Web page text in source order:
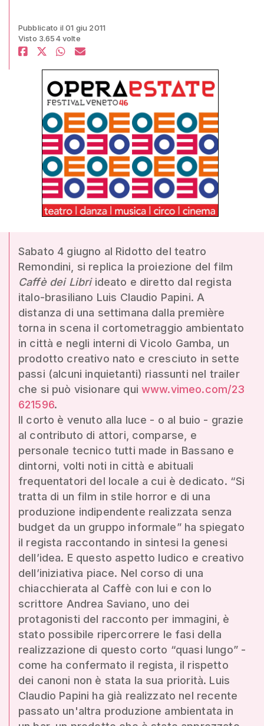
Pubblicato il 01 giu 2011
Visto 3.654 volte
Sabato 4 giugno al Ridotto del teatro
Remondini, si replica la proiezione del film
Caffè dei Libriideato e diretto dal regista
italo-brasiliano Luis Claudio Papini. A
distanza di una settimana dalla première
torna in scena il cortometraggio ambientato
in città e negli interni di Vicolo Gamba, un
prodotto creativo nato e cresciuto in sette
passi (alcuni inquietanti) riassunti nel trailer
che si può visionare quiwww.vimeo.com/23
621596.
Il corto è venuto alla luce - o al buio - grazie
al contributo di attori, comparse, e
personale tecnico tutti made in Bassano e
dintorni, volti noti in città e abituali
frequentatori del locale a cui è dedicato. “Si
tratta di un film in stile horror e di una
produzione indipendente realizzata senza
budget da un gruppo informale” ha spiegato
il regista raccontando in sintesi la genesi
dell’idea. E questo aspetto ludico e creativo
dell’iniziativa piace. Nel corso di una
chiacchierata al Caffè con lui e con lo
scrittore Andrea Saviano, uno dei
protagonisti del racconto per immagini, è
stato possibile ripercorrere le fasi della
realizzazione di questo corto “quasi lungo” -
come ha confermato il regista, il rispetto
dei canoni non è stata la sua priorità. Luis
Claudio Papini ha già realizzato nel recente
passato un'altra produzione ambientata in